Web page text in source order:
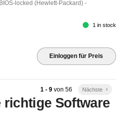
locked (Hewlett-Packard) -
1 in stock
Einloggen für Preis
1 - 9von 56 Nächste keyboard_arrow_right
richtige Software